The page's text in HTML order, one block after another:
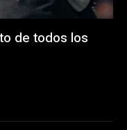
de todos los